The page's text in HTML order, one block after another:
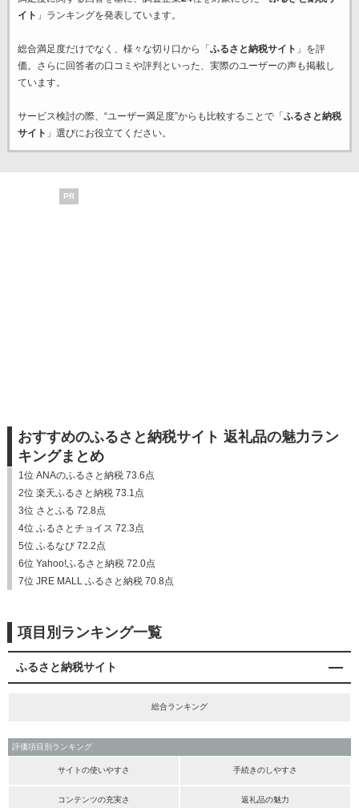
イト 」ランキングを発表しています。
総合満足度だけでなく、様々な切り口から「 ふるさと納税サイト 」を評
価。さらに回答者の口コミや評判といった、実際のユーザーの声も掲載し
ています。
サービス検討の際、“ユーザー満足度”からも比較することで「 ふるさと納税
サイト 」選びにお役立てください。
PR
おすすめのふるさと納税サイト 返礼品の魅力ラン
キングまとめ
1位 ANAのふるさと納税 73.6点
2位 楽天ふるさと納税 73.1点
3位 さとふる 72.8点
4位 ふるさとチョイス 72.3点
5位 ふるなび 72.2点
6位 Yahoo!ふるさと納税 72.0点
7位 JRE MALL ふるさと納税 70.8点
項目別ランキング一覧
ふるさと納税サイト
総合ランキング
評価項目別ランキング
サイトの使いやすさ 手続きのしやすさ
コンテンツの充実さ 返礼品の魅力